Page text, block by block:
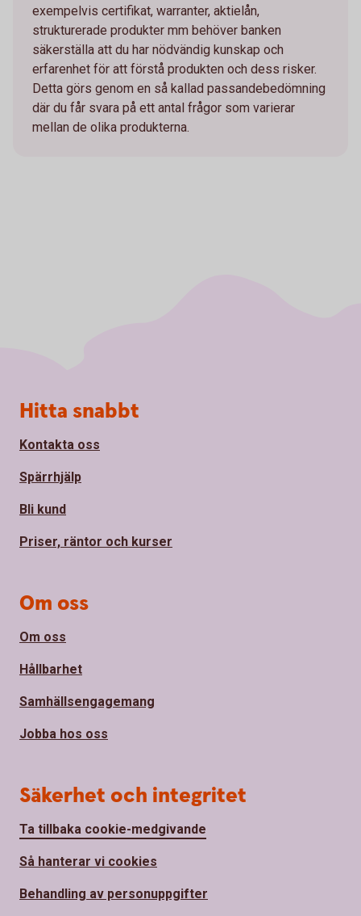
exempelvis certifikat, warranter, aktielån,
strukturerade produkter mm behöver banken
säkerställa att du har nödvändig kunskap och
erfarenhet för att förstå produkten och dess risker.
Detta görs genom en så kallad passandebedömning
där du får svara på ett antal frågor som varierar
mellan de olika produkterna.
Sidfot
Hitta snabbt
Kontakta oss
Spärrhjälp
Bli kund
Priser, räntor och kurser
Om oss
Om oss
Hållbarhet
Samhällsengagemang
Jobba hos oss
Säkerhet och integritet
Ta tillbaka cookie-medgivande
Så hanterar vi cookies
Behandling av personuppgifter